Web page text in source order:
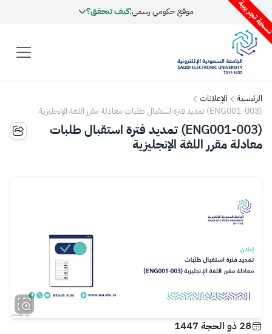
تجريبية موقع حكومي رسمي:كيف تتحقق؟
الرئيسية
الإعلانات
(ENG001-003) تمديد فترة استقبال طلبات معادلة مقرر اللغة الإنجليزية
(ENG001-003) تمديد فترة استقبال طلبات
معادلة مقرر اللغة الإنجليزية
28 ذو الحجة 1447